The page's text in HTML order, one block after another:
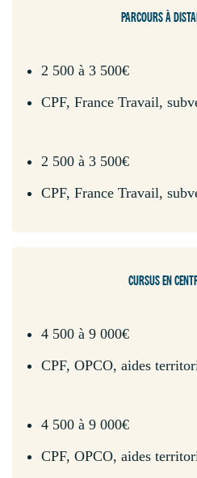
PARCOURS À
2 500 à 3 500€
CPF, France Travail,
2 500 à 3 500€
CPF, France Travail,
CURSUS EN
4 500 à 9 000€
CPF, OPCO, aides
4 500 à 9 000€
CPF, OPCO, aides